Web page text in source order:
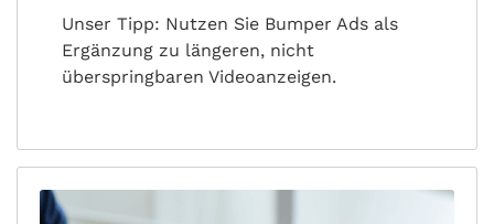
Unser Tipp: Nutzen Sie Bumper Ads als
Ergänzung zu längeren, nicht
überspringbaren Videoanzeigen.